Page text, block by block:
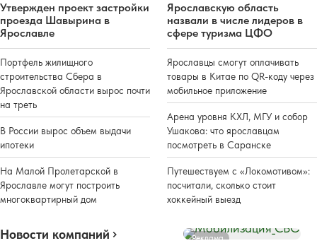
Утвержден проект застройки
проезда Шавырина в
Ярославле
Портфель жилищного
строительства Сбера в
Ярославской области вырос почти
на треть
В России вырос объем выдачи
ипотеки
На Малой Пролетарской в
Ярославле могут построить
многоквартирный дом
Ярославскую область
назвали в числе лидеров в
сфере туризма ЦФО
Ярославцы смогут оплачивать
товары в Китае по QR-коду через
мобильное приложение
Арена уровня КХЛ, МГУ и собор
Ушакова: что ярославцам
посмотреть в Саранске
Путешествуем с «Локомотивом»:
посчитали, сколько стоит
хоккейный выезд
Новости компаний Реклама